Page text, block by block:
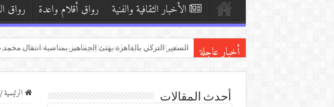
الأخبار الثقافية والفنية رواق أقلام واعدة رواق
أخبار عاجلة منطق الاحتلال بين إعادة الإنتاج والمقاومة: قراءة ما بعد
الحُبَّ حَالِي/بقلم:إبراهيم طلحة
حلم مقطوع/بقلم: وداد حيدر( اليمن ).
الرئيسية/ أحدث المقالات